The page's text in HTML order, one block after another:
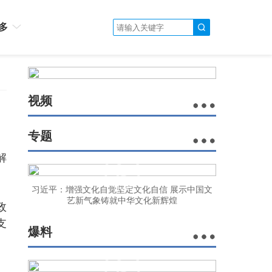
视频
专题
习近平：增强文化自觉坚定文化自信 展示中国文
艺新气象铸就中华文化新辉煌
爆料